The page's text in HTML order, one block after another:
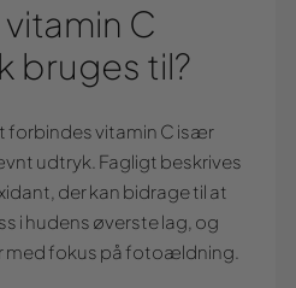
C
bruges til?
forbindes vitamin C især
udtryk. Fagligt beskrives
der kan bidrage til at
i hudens øverste lag, og
med fokus på fotoældning.